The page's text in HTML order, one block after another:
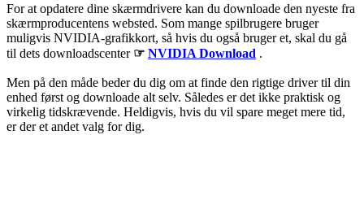
For at opdatere dine skærmdrivere kan du downloade den nyeste fra
skærmproducentens websted. Som mange spilbrugere bruger
muligvis NVIDIA-grafikkort, så hvis du også bruger et, skal du gå
til dets downloadscenter ☞ NVIDIA Download .
Men på den måde beder du dig om at finde den rigtige driver til din
enhed først og downloade alt selv. Således er det ikke praktisk og
virkelig tidskrævende. Heldigvis, hvis du vil spare meget mere tid,
er der et andet valg for dig.